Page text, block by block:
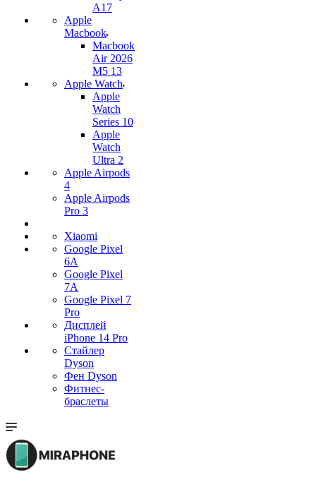
A17
Apple
Macbook
Macbook
Air 2026
M5 13
Apple Watch
Apple
Watch
Series 10
Apple
Watch
Ultra 2
Apple Airpods
4
Apple Airpods
Pro 3
Xiaomi
Google Pixel
6A
Google Pixel
7А
Google Pixel 7
Pro
Дисплей
iPhone 14 Pro
Стайлер
Dyson
Фен Dyson
Фитнес-
браслеты